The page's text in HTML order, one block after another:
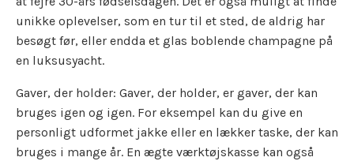
unikke oplevelser, som en tur til et sted, de aldrig har
besøgt før, eller endda et glas boblende champagne på
en luksusyacht.
Gaver, der holder: Gaver, der holder, er gaver, der kan
bruges igen og igen. For eksempel kan du give en
personligt udformet jakke eller en lækker taske, der kan
bruges i mange år. En ægte værktøjskasse kan også